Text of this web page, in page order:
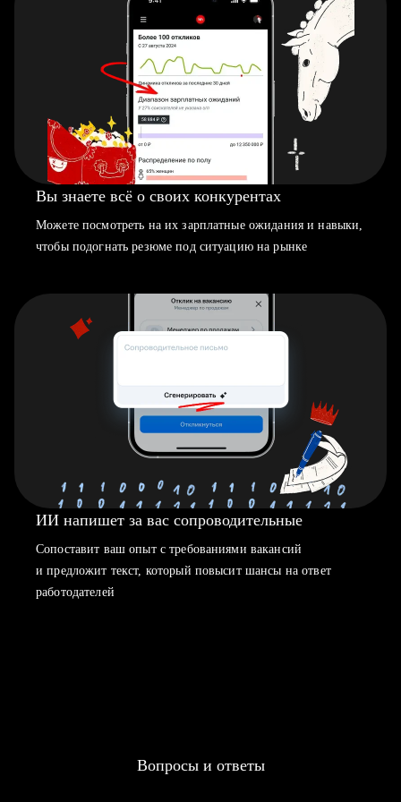
Вы знаете всё о своих конкурентах
Можете посмотреть на их зарплатные ожидания и навыки,
чтобы подогнать резюме под ситуацию на рынке
ИИ напишет за вас сопроводительные
Сопоставит ваш опыт с требованиями вакансий
и предложит текст, который повысит шансы на ответ
работодателей
Вопросы и ответы